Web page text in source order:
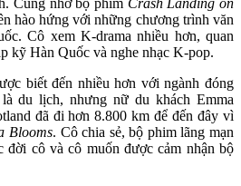
hào hứng với những chương trình văn
Cô xem K-drama nhiều hơn, quan
kỹ Hàn Quốc và nghe nhạc K-pop.
biết đến nhiều hơn với ngành đóng
du lịch, nhưng nữ du khách Emma
đã đi hơn 8.800 km để đến đây vì
Blooms. Cô chia sẻ, bộ phim lãng mạn
đời cô và cô muốn được cảm nhận bộ